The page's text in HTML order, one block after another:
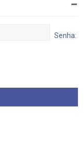
Senha: